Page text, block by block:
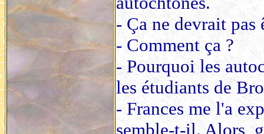
- Ça ne devrait pas
- Comment ça ?
- Pourquoi les
les étudiants de
- Frances me l'a
semble-t-il. Alors,